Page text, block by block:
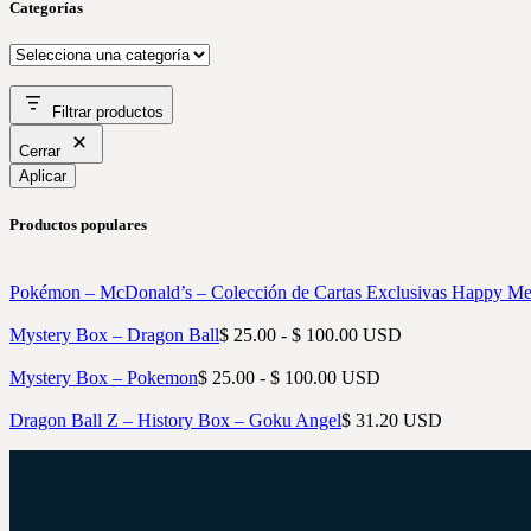
Categorías
Filtrar productos
Cerrar
Aplicar
Productos populares
Pokémon – McDonald’s – Colección de Cartas Exclusivas Happy
Mystery Box – Dragon Ball$ 25.00 - $ 100.00Rango
precios:
$ 25.00
USD
Mystery Box – Pokemon$ 25.00 - $ 100.00Rango
precios:
USD
Dragon Ball Z – History Box – Goku Angel$ 31.20 USD